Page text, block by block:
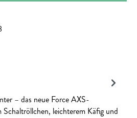
– das neue Force AXS-
leichterem Käfig und